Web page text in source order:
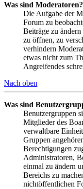
Was sind Moderatoren?
Die Aufgabe der
Forum zu
Beiträge zu
zu öffnen, zu
verhindern
etwas nicht zum
Angreifendes
Nach oben
Was sind
Benutzergruppen
Mitglieder des
verwaltbare
Gruppen
Berechtigungen
Administratoren,
einmal zu ändern
Bereichs zu
nichtöffentlichen